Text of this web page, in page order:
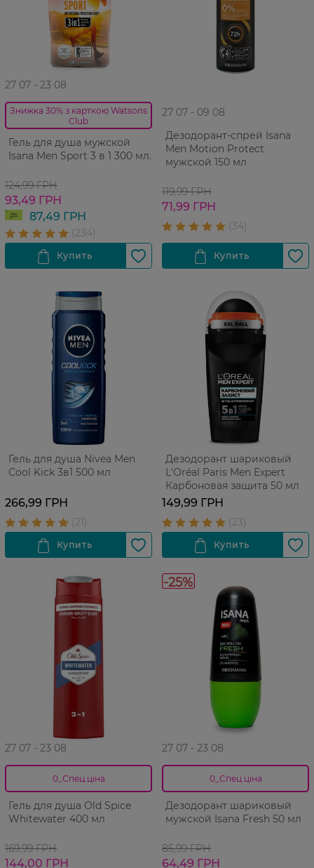
27 07 - 23 08
Знижка 30% з карткою Watsons
Club
Гель для душа мужской
Isana Men Sport 3 в 1 300 мл.
124,99 ГРН
93,49 ГРН
87,49 ГРН
27 07 - 09 08
Дезодорант-спрей Isana
Men Motion Protect
мужской 150 мл
119,99 ГРН
71,99 ГРН
Гель для душа Nivea Men
Сool Kick 3в1 500 мл
266,99 ГРН
Дезодорант шариковый
L'Oréal Paris Men Expert
Карбоновая защита 50 мл
149,99 ГРН
27 07 - 23 08
0_Спец.ціна
Гель для душа Old Spice
Whitewater 400 мл
169,99 ГРН
144,00 ГРН
-25%
27 07 - 23 08
0_Спец.ціна
Дезодорант шариковый
мужской Isana Fresh 50 мл
85,99 ГРН
64,49 ГРН